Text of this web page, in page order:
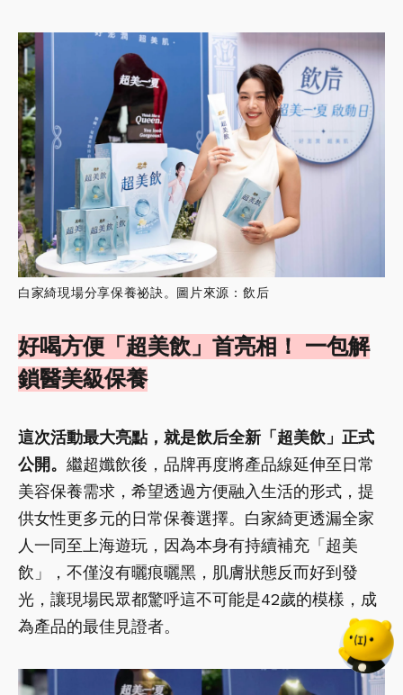
白家綺現場分享保養祕訣。圖片來源：飲后
好喝方便「超美飲」首亮相！ 一包解
鎖醫美級保養
這次活動最大亮點，就是飲后全新「超美飲」正式
公開。 繼超孅飲後，品牌再度將產品線延伸至日常
美容保養需求，希望透過方便融入生活的形式，提
供女性更多元的日常保養選擇。白家綺更透漏全家
人一同至上海遊玩，因為本身有持續補充「超美
飲」，不僅沒有曬痕曬黑，肌膚狀態反而好到發
光，讓現場民眾都驚呼這不可能是42歲的模樣，成
為產品的最佳見證者。